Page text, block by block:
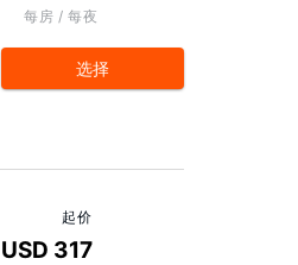
每房 / 每夜
选择
起价
USD 317